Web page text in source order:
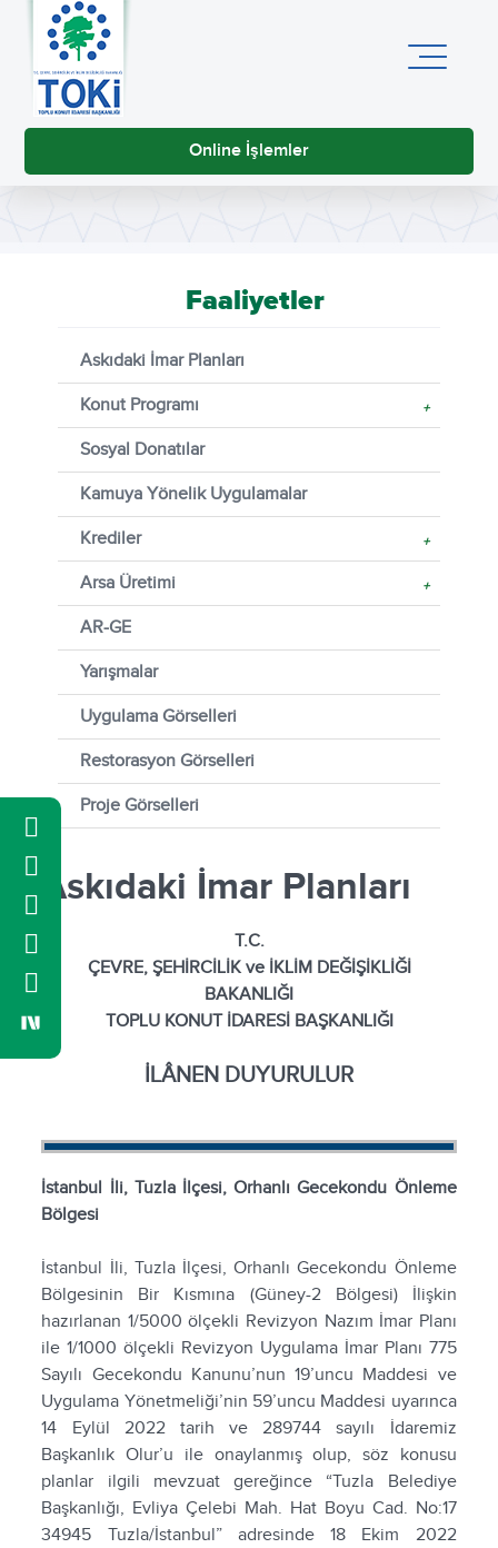
Online İşlemler
Faaliyetler
Askıdaki İmar Planları
Konut Programı +
Sosyal Donatılar
Kamuya Yönelik Uygulamalar
Krediler +
Arsa Üretimi +
AR-GE
Yarışmalar
Uygulama Görselleri
Restorasyon Görselleri
Proje Görselleri
Askıdaki İmar Planları
T.C.
ÇEVRE, ŞEHİRCİLİK ve İKLİM DEĞİŞİKLİĞİ
BAKANLIĞI
TOPLU KONUT İDARESİ BAŞKANLIĞI
İLÂNEN DUYURULUR
İstanbul İli, Tuzla İlçesi, Orhanlı Gecekondu Önleme
Bölgesi
İstanbul İli, Tuzla İlçesi, Orhanlı Gecekondu Önleme
Bölgesinin Bir Kısmına (Güney-2 Bölgesi) İlişkin
hazırlanan 1/5000 ölçekli Revizyon Nazım İmar Planı
ile 1/1000 ölçekli Revizyon Uygulama İmar Planı 775
Sayılı Gecekondu Kanunu’nun 19’uncu Maddesi ve
Uygulama Yönetmeliği’nin 59’uncu Maddesi uyarınca
14 Eylül 2022 tarih ve 289744 sayılı İdaremiz
Başkanlık Olur’u ile onaylanmış olup, söz konusu
planlar ilgili mevzuat gereğince “Tuzla Belediye
Başkanlığı, Evliya Çelebi Mah. Hat Boyu Cad. No:17
34945 Tuzla/İstanbul” adresinde 18 Ekim 2022